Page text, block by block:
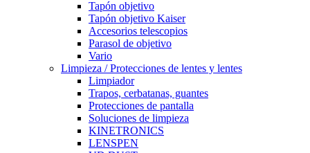
Tapón objetivo
Tapón objetivo Kaiser
Accesorios telescopios
Parasol de objetivo
Vario
Limpieza / Protecciones de lentes y lentes
Limpiador
Trapos, cerbatanas, guantes
Protecciones de pantalla
Soluciones de limpieza
KINETRONICS
LENSPEN